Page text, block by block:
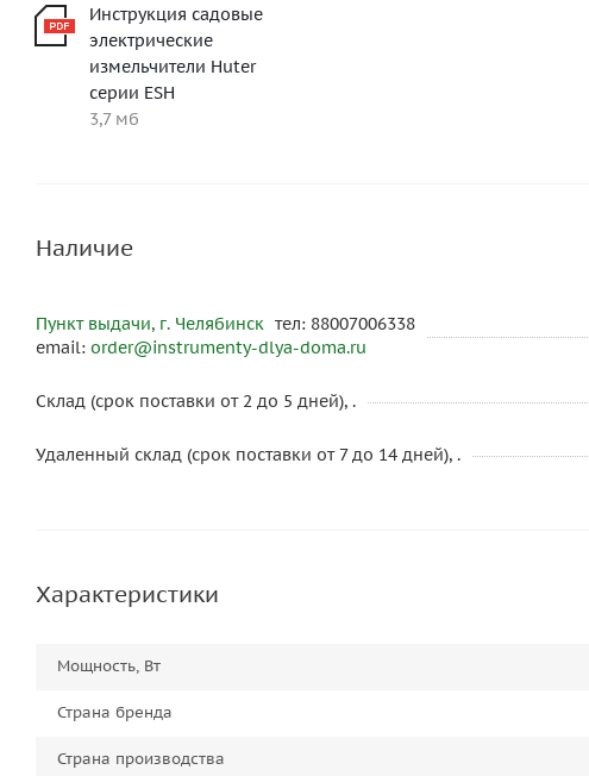
Инструкция садовые
электрические
измельчители Huter
серии ESH
3,7 мб
Наличие
Пункт выдачи, г. Челябинск тел: 88007006338
email: order@instrumenty-dlya-doma.ru
Склад (срок поставки от 2 до 5 дней), .
Удаленный склад (срок поставки от 7 до 14 дней), .
Характеристики
Мощность, Вт
Страна бренда
Страна производства